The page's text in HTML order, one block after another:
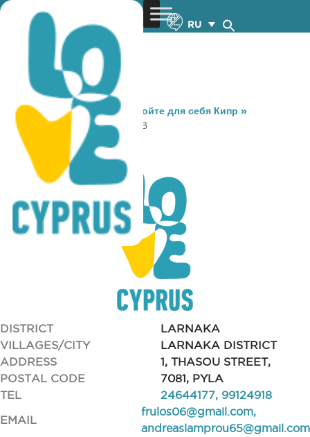
RU
You are here: Home »Откройте для себя Кипр »
Gastronomy
» PORCHE PUB
PORCHE PUB
DISTRICT
LARNAKA
VILLAGES/CITY
LARNAKA DISTRICT
ADDRESS
1, THASOU STREET,
POSTAL CODE
7081, PYLA
TEL
24644177, 99124918
EMAIL
frulos06@gmail.com,
andreaslamprou65@gmail.com